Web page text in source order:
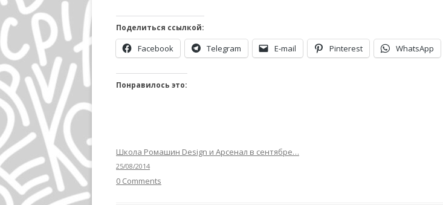
Поделиться ссылкой:
Facebook Telegram E-mail Pinterest WhatsApp
Понравилось это:
Школа Ромашин Design и Арсенал в сентябре…
25/08/2014
0 Comments